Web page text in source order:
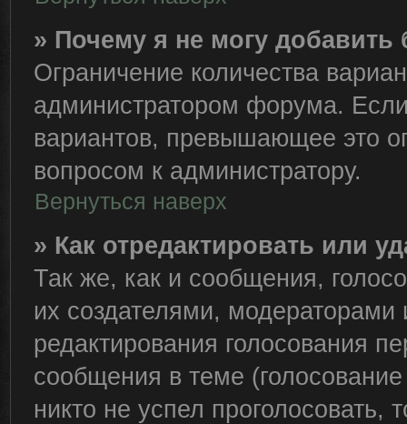
» Почему я не могу добавить
Ограничение количества
администратором форума.
вариантов, превышающее это
вопросом к администратору.
Вернуться наверх
» Как отредактировать или
Так же, как и сообщения,
их создателями,
редактирования голосования
сообщения в теме
никто не успел проголосовать,